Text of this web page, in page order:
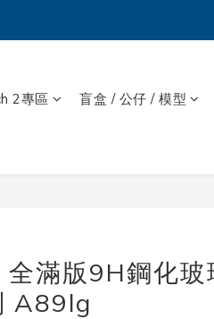
2專區 盲盒 / 公仔 / 模型
全滿版9H鋼化玻
A89lg